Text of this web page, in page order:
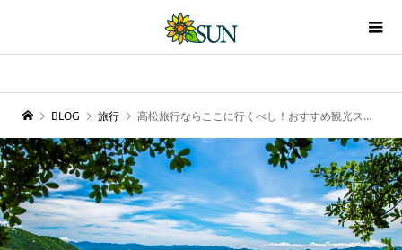
BLOG 旅行 高松旅行ならここに行くべし！おすすめ観光スポット10選